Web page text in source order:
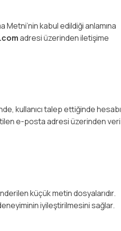
Metni’nin kabul edildiği anlamına
adresi üzerinden iletişime
kullanıcı talep ettiğinde hesabı
e-posta adresi üzerinden veri
küçük metin dosyalarıdır.
iyileştirilmesini sağlar.